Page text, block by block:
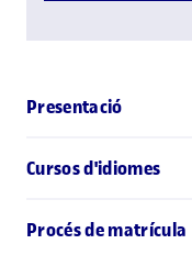
Presentació
Cursos d'idiomes
Procés de matrícula